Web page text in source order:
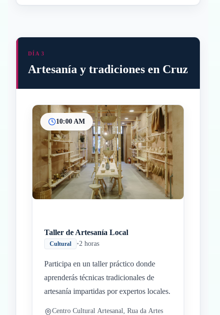
InicioParadas intermedias
Final
DÍA 3
Artesanía y tradiciones en Cruz
10:00 AM
Taller de Artesanía Local
Cultural •2 horas
Participa en un taller práctico donde
aprenderás técnicas tradicionales de
artesanía impartidas por expertos locales.
Centro Cultural Artesanal, Rua da Artes